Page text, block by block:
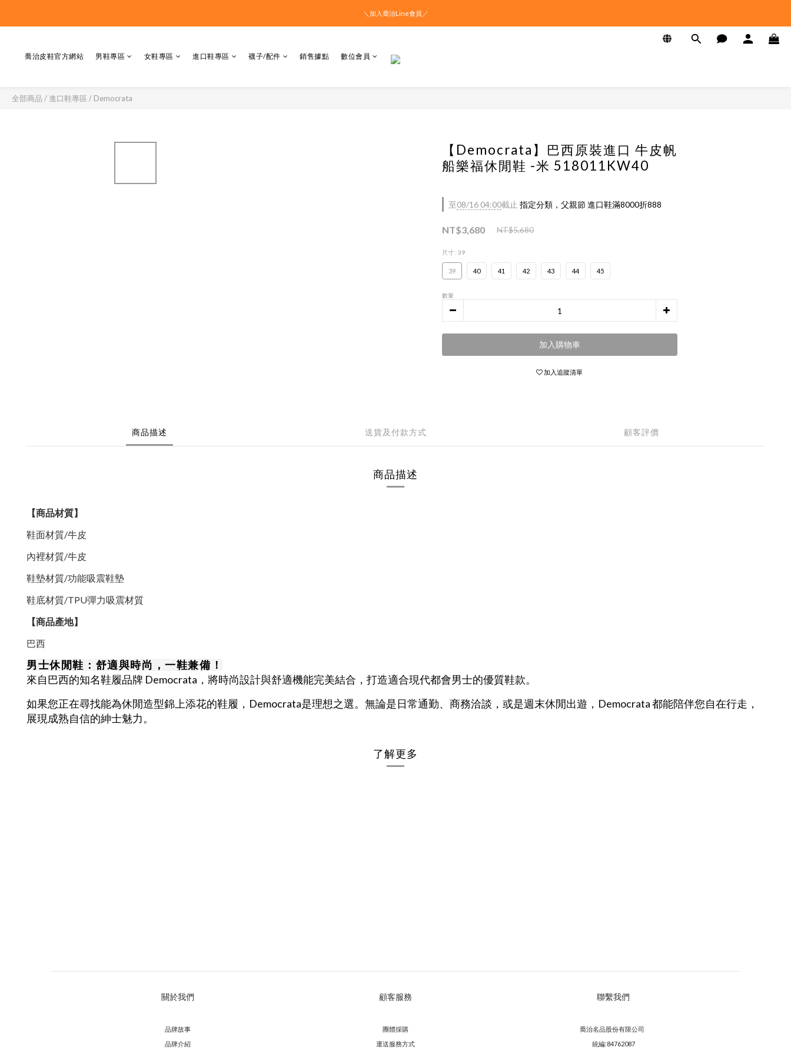
＼加入喬治Line會員／
喬治皮鞋官方網站 男鞋專區 女鞋專區 進口鞋專區 襪子/配件 銷售據點 數位會員
全部商品 / 進口鞋專區 / Democrata
【Democrata】巴西原裝進口 牛皮帆
船樂福休閒鞋 -米 518011KW40
至08/16 04:00截止 指定分類，父親節 進口鞋滿8000折888
NT$3,680 NT$5,680
尺寸 : 39
39 40 41 42 43 44 45
數量
加入購物車
加入追蹤清單
商品描述 送貨及付款方式 顧客評價
商品描述
【商品材質】
鞋面材質/牛皮
內裡材質/牛皮
鞋墊材質/功能吸震鞋墊
鞋底材質/TPU彈力吸震材質
【商品產地】
巴西
男士休閒鞋：舒適與時尚，一鞋兼備！
來自巴西的知名鞋履品牌 Democrata，將時尚設計與舒適機能完美結合，打造適合現代都會男士的優質鞋款。
如果您正在尋找能為休閒造型錦上添花的鞋履， Democrata是理想之選。 無論是日常通勤、商務洽談，或是週末休閒出遊，Democrata 都能陪伴您自在行走，
展現成熟自信的紳士魅力。
了解更多
關於我們
品牌故事
品牌介紹
顧客服務
團體採購
運送服務方式
聯繫我們
喬治名品股份有限公司
統編:84762087